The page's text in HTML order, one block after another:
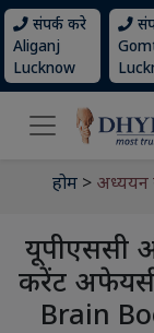
संपर्क करे
Aliganj
Lucknow
होम > अध्ययन
यूपीएससी
करेंट
Brain